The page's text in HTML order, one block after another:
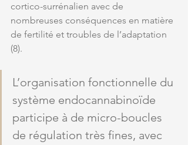
cortico-surrénalien avec de
nombreuses conséquences en matière
de fertilité et troubles de l’adaptation
(8).
L’organisation fonctionnelle du
système endocannabinoïde
participe à de micro-boucles
de régulation très fines, avec